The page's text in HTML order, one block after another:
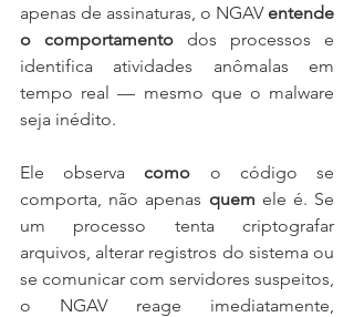
apenas de assinaturas, o NGAV entende
o comportamento dos processos e
identifica atividades anômalas em
tempo real — mesmo que o malware
seja inédito.
Ele observa como o código se
comporta, não apenas quem ele é. Se
um processo tenta criptografar
arquivos, alterar registros do sistema ou
se comunicar com servidores suspeitos,
o NGAV reage imediatamente,